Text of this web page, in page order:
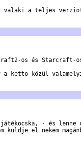
valaki a teljes
os és Starcraft-
a ketto közül
játékocska, - és lenne
küldje el nekem